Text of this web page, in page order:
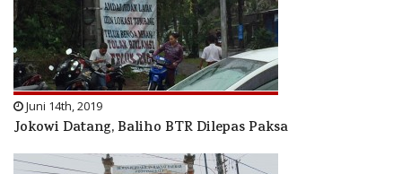
Juni 14th, 2019
Jokowi Datang, Baliho BTR Dilepas Paksa